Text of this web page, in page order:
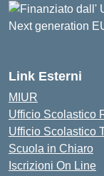
Link Esterni
MIUR
Ufficio Scolastico
Ufficio Scolastico
Scuola in Chiaro
Iscrizioni On Line